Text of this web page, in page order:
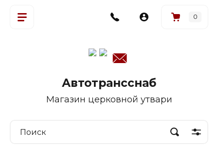
0
Автотрансснаб
Магазин церковной утвари